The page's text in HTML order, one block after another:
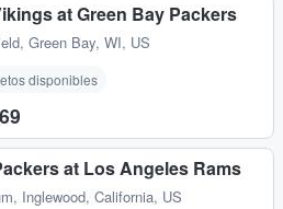
at Green Bay Packers
, Green Bay, WI, US
disponibles
at Los Angeles Rams
, Inglewood, California, US